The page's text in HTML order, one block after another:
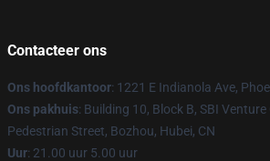
Contacteer ons
Ons hoofdkantoor: 1221 E Indianola Ave,
Ons pakhuis: Building 10, Block B, SBI
Pedestrian Street, Bozhou, Hubei, CN
Uur: 21.00 uur 5.00 uur